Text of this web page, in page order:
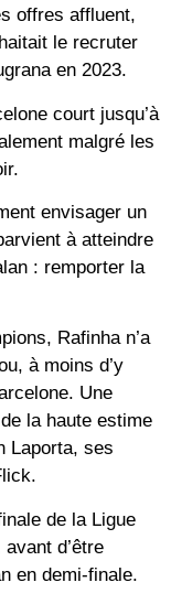
offres affluent,
le recruter
en 2023.
court jusqu’à
malgré les
envisager un
à atteindre
: remporter la
Rafinha n’a
à moins d’y
Une
la haute estime
Laporta, ses
de la Ligue
d’être
en demi-finale.